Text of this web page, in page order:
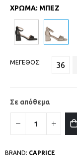
ΧΡΩΜΑ: ΜΠΕΖ
ΜΕΓΕΘΟΣ 36
Σε απόθεμα
BRAND: CAPRICE